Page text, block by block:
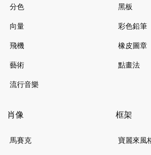
分色
向量
飛機
藝術
流行音樂
黑板
彩色鉛筆
橡皮圖章
點畫法
肖像
馬賽克
框架
寶麗來風